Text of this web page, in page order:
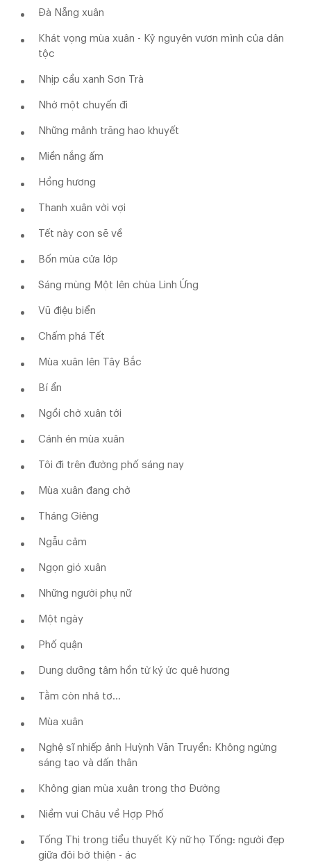
Đà Nẵng xuân
Khát vọng mùa xuân - Kỷ nguyên vươn mình của dân
tộc
Nhịp cầu xanh Sơn Trà
Nhớ một chuyến đi
Những mảnh trăng hao khuyết
Miền nắng ấm
Hồng hương
Thanh xuân vời vợi
Tết này con sẽ về
Bốn mùa cửa lớp
Sáng mùng Một lên chùa Linh Ứng
Vũ điệu biển
Chấm phá Tết
Mùa xuân lên Tây Bắc
Bí ẩn
Ngồi chờ xuân tới
Cánh én mùa xuân
Tôi đi trên đường phố sáng nay
Mùa xuân đang chờ
Tháng Giêng
Ngẫu cảm
Ngọn gió xuân
Những người phụ nữ
Một ngày
Phố quận
Dung dưỡng tâm hồn từ ký ức quê hương
Tằm còn nhả tơ...
Mùa xuân
Nghệ sĩ nhiếp ảnh Huỳnh Văn Truyền: Không ngừng
sáng tạo và dấn thân
Không gian mùa xuân trong thơ Đường
Niềm vui Châu về Hợp Phố
Tống Thị trong tiểu thuyết Kỳ nữ họ Tống: người đẹp
giữa đôi bờ thiện - ác